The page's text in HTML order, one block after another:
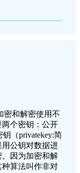
和解密使用不
个密钥：公开
（privatekey:简
公钥对数据进
因为加密和解
算法叫作非对